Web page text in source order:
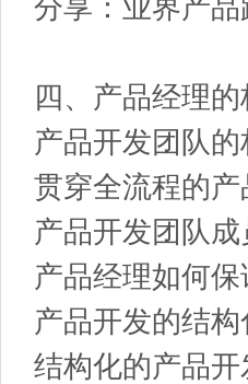
分享：业界产
四、产品经理
产品开发团队的
贯穿全流程的
产品开发团队
产品经理如何
产品开发的结构
结构化的产品